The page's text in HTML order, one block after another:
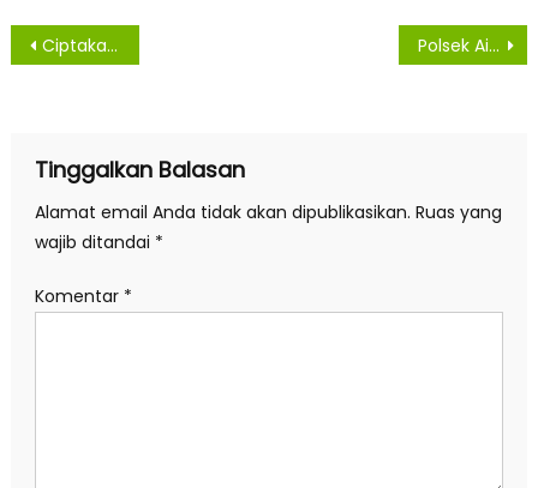
Navigasi
Ciptakan Situasi Kamtibmas Yang Kondusif, Polsek Bandar Pulau Patroli Asmara Subuh Polsek Air Joman Blusukan Ke Grosir Monitoring Kesediaan Stok Dan Harga Minyak Goreng
Tinggalkan Balasan
Alamat email Anda tidak akan dipublikasikan. Ruas yang
wajib ditandai *
Komentar *